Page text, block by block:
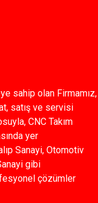
sahip olan Firmamız,
satış ve servisi
CNC Takım
yer
Sanayi, Otomotiv
gibi
çözümler